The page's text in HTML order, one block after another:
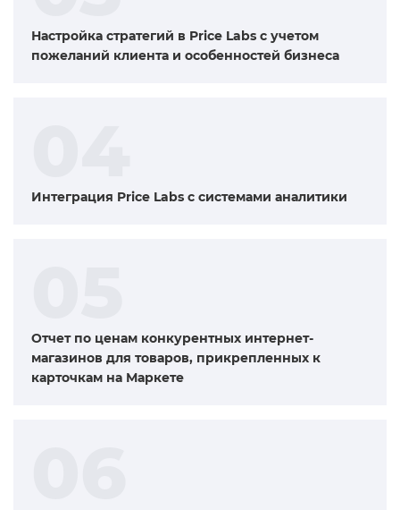
Настройка стратегий в Price Labs с учетом
пожеланий клиента и особенностей бизнеса
Интеграция Price Labs с системами аналитики
Отчет по ценам конкурентных интернет-
магазинов для товаров, прикрепленных к
карточкам на Маркете